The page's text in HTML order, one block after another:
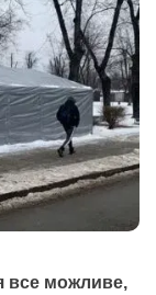
все можливе,